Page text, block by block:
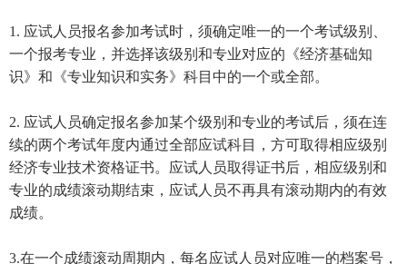
1. 应试人员报名参加考试时，须确定唯一的一个考试级别、
一个报考专业，并选择该级别和专业对应的《经济基础知
识》和《专业知识和实务》科目中的一个或全部。
2. 应试人员确定报名参加某个级别和专业的考试后，须在连
续的两个考试年度内通过全部应试科目，方可取得相应级别
经济专业技术资格证书。应试人员取得证书后，相应级别和
专业的成绩滚动期结束，应试人员不再具有滚动期内的有效
成绩。
3.在一个成绩滚动周期内，每名应试人员对应唯一的档案号，